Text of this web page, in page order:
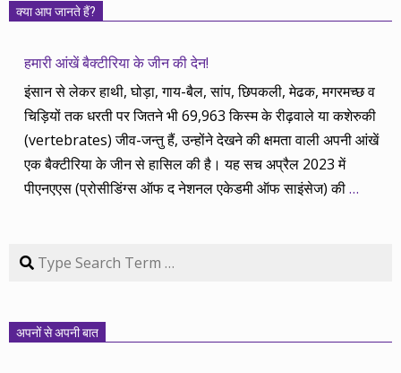
क्या आप जानते हैं?
हमारी आंखें बैक्टीरिया के जीन की देन!
इंसान से लेकर हाथी, घोड़ा, गाय-बैल, सांप, छिपकली, मेढक, मगरमच्छ व
चिड़ियों तक धरती पर जितने भी 69,963 किस्म के रीढ़वाले या कशेरुकी
(vertebrates) जीव-जन्तु हैं, उन्होंने देखने की क्षमता वाली अपनी आंखें
एक बैक्टीरिया के जीन से हासिल की है। यह सच अप्रैल 2023 में
पीएनएएस (प्रोसीडिंग्स ऑफ द नेशनल एकेडमी ऑफ साइंसेज) की…
Search
अपनों से अपनी बात